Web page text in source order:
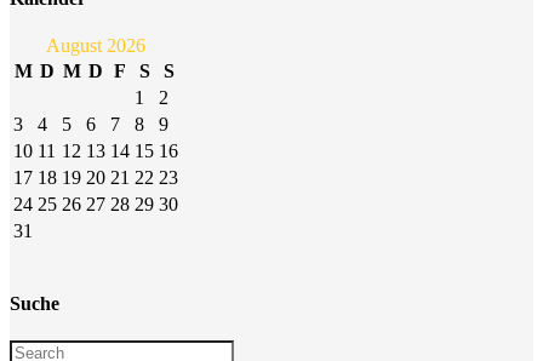
August 2026
M D M D F S
S
1
2
3
4 5 6 7 8
9
10 11 12 13 14 15 16
17 18 19 20 21 22 23
24 25 26 27 28 29 30
31
Suche